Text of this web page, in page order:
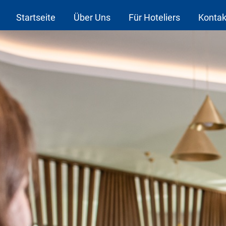
Startseite Über Uns Für Hoteliers